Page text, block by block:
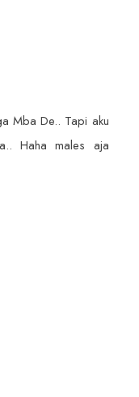
Mba De.. Tapi aku
Haha males aja